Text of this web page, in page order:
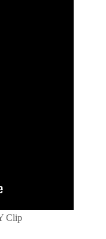
Clip